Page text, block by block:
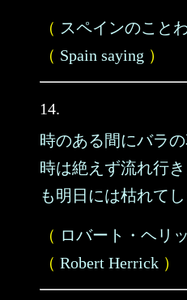
（ スペインのこと
（ Spain saying ）
14.
時のある間にバラの
時は絶えず流れ行
も明日には枯れてし
（ ロバート・ヘリ
（ Robert Herrick ）